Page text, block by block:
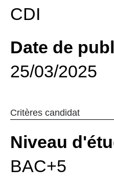
CDI
Date de
25/03/2025
Critères candidat
Niveau
BAC+5